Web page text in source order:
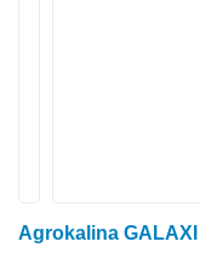
Agrokalina GALAXI